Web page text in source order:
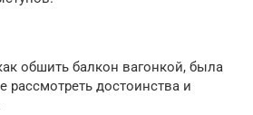
обшить балкон вагонкой, была
рассмотреть достоинства и